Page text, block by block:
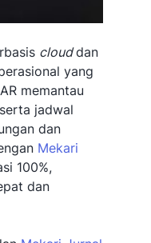
clouddan
yang
memantau
jadwal
dan
Mekari
100%,
dan